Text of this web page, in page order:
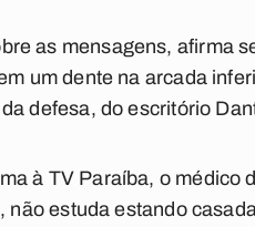
as mensagens, afirma
um dente na arcada
defesa, do escritório
à TV Paraíba, o médico
estuda estando